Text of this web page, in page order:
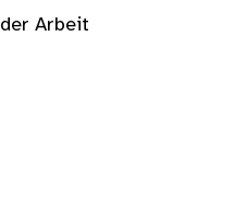
Arbeit